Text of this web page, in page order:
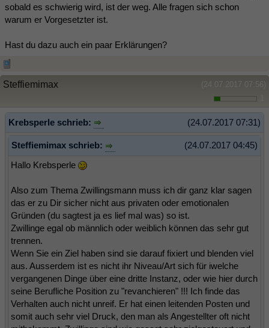
sobald es schwierig wird, ist der weg. Alle fragen sich schon
warum er Vorgesetzter ist.
Hast du dazu auch ein paar Erklärungen?
(24.07.2017 07:56)
Steffiemimax
(24.07.2017 07:31)
Krebsperle schrieb:
(24.07.2017 04:45)
Steffiemimax schrieb:
Hallo Krebsperle
Also zum Thema Zwillingsmann muss ich dir ganz klar sagen
das er zu Dir sicher nicht aus privaten oder emotionalen
Gründen (du sagtest ja es lief mal was) so ist.
Zwillinge egal ob männlich oder weiblich können das sehr gut
trennen.
Wenn Sie ein Ziel haben sind sie darauf fixiert und blenden viel
aus. Ausserdem ist es nicht ihr Niveau/Art sich für iwelche
vergangenen Dinge über eine dritte Instanz, oder wie hier durch
seine Berufliche Position zu "revanchieren" !!! Ich finde das
Verhalten auch nicht unreif. Er hat einen leitenden Posten und
somit auch sehr viel Druck, den man als Angestellter oft nicht